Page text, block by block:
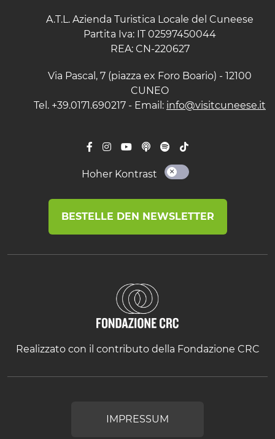
A.T.L. Azienda Turistica Locale del Cuneese
Partita Iva: IT 02597450044
REA: CN-220627
Via Pascal, 7 (piazza ex Foro Boario) - 12100
CUNEO
Tel. +39.0171.690217 - Email: info@visitcuneese.it
Hoher Kontrast
BESTELLE DEN NEWSLETTER
Realizzato con il contributo della Fondazione CRC
IMPRESSUM